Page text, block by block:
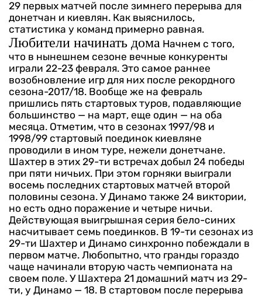
29 первых матчей после зимнего перерыва для
донетчан и киевлян. Как выяснилось,
статистика у команд примерно равная.
Любители начинать дома Начнем с того,
что в нынешнем сезоне вечные конкуренты
играли 22-23 февраля. Это самое раннее
возобновление игр для них после рекордного
сезона-2017/18. Вообще же на февраль
пришлись пять стартовых туров, подавляющие
большинство — на март, еще один — на оба
месяца. Отметим, что в сезонах 1997/98 и
1998/99 стартовый поединок киевляне
проводили в ином туре, нежели донетчане.
Шахтер в этих 29-ти встречах добыл 24 победы
при пяти ничьих. При этом горняки выиграли
восемь последних стартовых матчей второй
половины сезона. У Динамо также 24 виктории,
но есть одно поражение и четыре ничьи.
Действующая выигрышная серия бело-синих
насчитывает семь поединков. В 19-ти сезонах из
29-ти Шахтер и Динамо синхронно побеждали в
первом матче. Любопытно, что гранды гораздо
чаще начинали вторую часть чемпионата на
своем поле. У Шахтера 21 домашний матч из 29-
ти, у Динамо — 18. В стартовом после перерыва